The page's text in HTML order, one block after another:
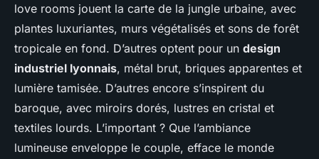
love rooms jouent la carte de la jungle urbaine, avec
plantes luxuriantes, murs végétalisés et sons de forêt
tropicale en fond. D’autres optent pour un design
industriel lyonnais, métal brut, briques apparentes et
lumière tamisée. D’autres encore s’inspirent du
baroque, avec miroirs dorés, lustres en cristal et
textiles lourds. L’important ? Que l’ambiance
lumineuse enveloppe le couple, efface le monde